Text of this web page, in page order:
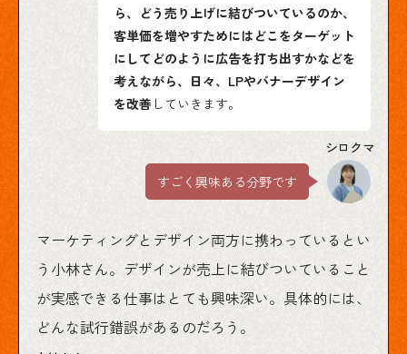
ら、どう売り上げに結びついているのか、
客単価を増やすためにはどこをターゲット
にしてどのように広告を打ち出すかなどを
考えながら、日々、LPやバナーデザイン
を改善 していきます。
すごく興味ある分野です
マーケティングとデザイン両方に携わっているとい
う小林さん。デザインが売上に結びついていること
が実感できる仕事はとても興味深い。具体的には、
どんな試行錯誤があるのだろう。